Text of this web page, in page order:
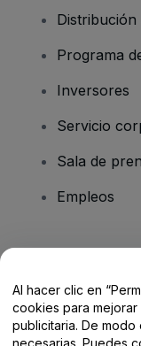
Distribución
Programa
Inversores
Servicio
Sala de
Empleos
Centro de
Al hacer clic en
cookies para
publicitaria. De
necesarias. Puedes